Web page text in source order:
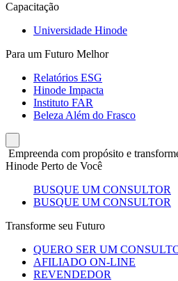
Capacitação
Universidade Hinode
Para um Futuro Melhor
Relatórios ESG
Hinode Impacta
Instituto FAR
Beleza Além do Frasco
Empreenda com propósito e
Hinode Perto de Você
BUSQUE UM CONSULTOR
BUSQUE UM CONSULTOR
Transforme seu Futuro
QUERO SER UM
AFILIADO ON-LINE
REVENDEDOR